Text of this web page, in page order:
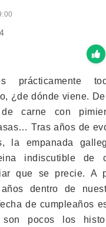
prácticamente
¿de dónde viene.
de carne con
Tras años de
la empanada
indiscutible de
que se precie. A
dentro de
de cumpleaños
pocos los